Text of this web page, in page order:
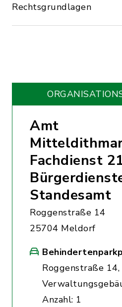
Rechtsgrundlagen
Amt
Fachdienst
Standesamt
Roggenstraße 14
25704 Meldorf
Roggenstraße
Anzahl: 1